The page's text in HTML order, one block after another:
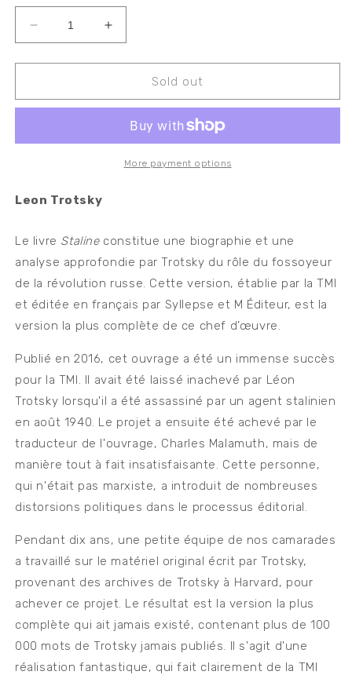
Decrease
quantity
for
Increase
quantity
for
Sold out
More payment options
Leon Trotsky
Le livre Staline constitue une biographie et une
analyse approfondie par Trotsky du rôle du fossoyeur
de la révolution russe. Cette version, établie par la TMI
et éditée en français par Syllepse et M Éditeur, est la
version la plus complète de ce chef d’œuvre.
Publié en 2016, cet ouvrage a été un immense succès
pour la TMI. Il avait été laissé inachevé par Léon
Trotsky lorsqu'il a été assassiné par un agent stalinien
en août 1940. Le projet a ensuite été achevé par le
traducteur de l'ouvrage, Charles Malamuth, mais de
manière tout à fait insatisfaisante. Cette personne,
qui n'était pas marxiste, a introduit de nombreuses
distorsions politiques dans le processus éditorial.
Pendant dix ans, une petite équipe de nos camarades
a travaillé sur le matériel original écrit par Trotsky,
provenant des archives de Trotsky à Harvard, pour
achever ce projet. Le résultat est la version la plus
complète qui ait jamais existé, contenant plus de 100
000 mots de Trotsky jamais publiés. Il s'agit d'une
réalisation fantastique, qui fait clairement de la TMI